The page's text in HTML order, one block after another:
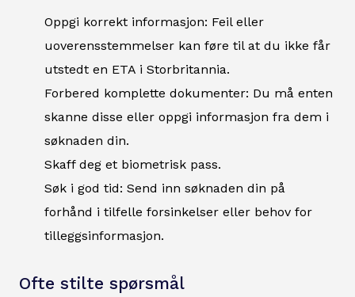
Oppgi korrekt informasjon: Feil eller
uoverensstemmelser kan føre til at du ikke får
utstedt en ETA i Storbritannia.
Forbered komplette dokumenter: Du må enten
skanne disse eller oppgi informasjon fra dem i
søknaden din.
Skaff deg et biometrisk pass.
Søk i god tid: Send inn søknaden din på
forhånd i tilfelle forsinkelser eller behov for
tilleggsinformasjon.
Ofte stilte spørsmål